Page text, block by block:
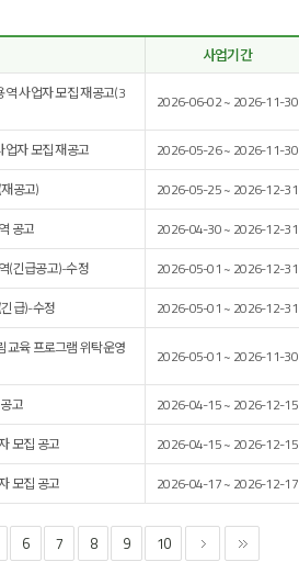
사업기간
사업자 모집 재공고(3
2026-06-02 ~ 2026-11-30
자 모집 재공고 2026-05-26 ~ 2026-11-30
공고) 2026-05-25 ~ 2026-12-31
공고 2026-04-30 ~ 2026-12-31
(긴급공고)-수정 2026-05-01 ~ 2026-12-31
급)-수정 2026-05-01 ~ 2026-12-31
교육 프로그램 위탁운영
2026-05-01 ~ 2026-11-30
고 2026-04-15 ~ 2026-12-15
모집 공고 2026-04-15 ~ 2026-12-15
모집 공고 2026-04-17 ~ 2026-12-17
6 7 8 9 10